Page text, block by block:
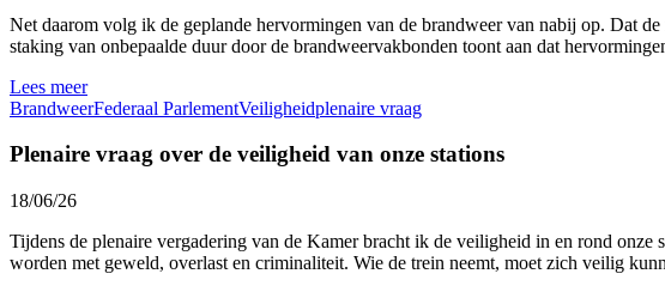
Net daarom volg ik de geplande hervormingen van de brandweer van nabij op. Dat
staking van onbepaalde duur door de brandweervakbonden toont aan dat
Lees meer
BrandweerFederaal ParlementVeiligheidplenaire vraag
Plenaire vraag over de veiligheid van onze stations
18/06/26
Tijdens de plenaire vergadering van de Kamer bracht ik de veiligheid in en rond onze
worden met geweld, overlast en criminaliteit. Wie de trein neemt, moet zich veilig